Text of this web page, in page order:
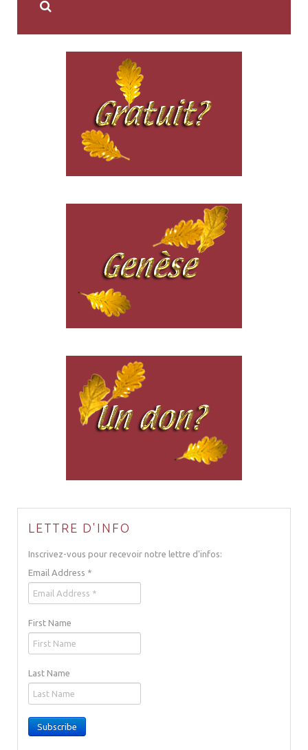
LETTRE D'INFO
Inscrivez-vous pour recevoir notre lettre d'infos:
Email Address *
First Name
Last Name
Subscribe